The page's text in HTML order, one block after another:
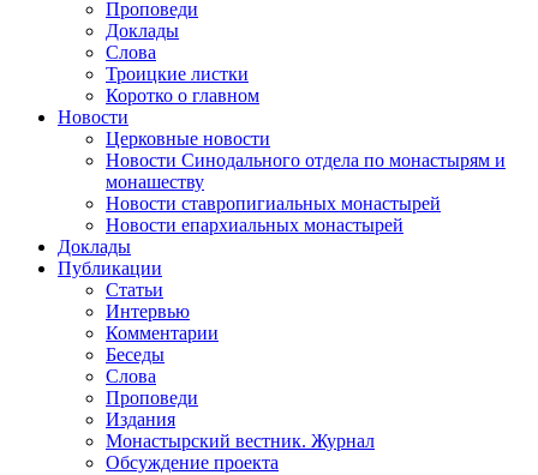
Проповеди
Доклады
Слова
Троицкие листки
Коротко о главном
Новости
Церковные новости
Новости Синодального отдела по монастырям и
монашеству
Новости ставропигиальных монастырей
Новости епархиальных монастырей
Доклады
Публикации
Статьи
Интервью
Комментарии
Беседы
Слова
Проповеди
Издания
Монастырский вестник. Журнал
Обсуждение проекта